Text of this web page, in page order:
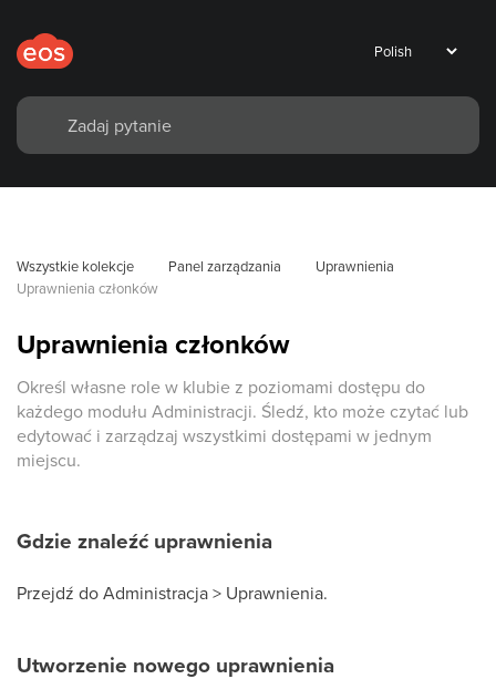
Wszystkie kolekcje Panel zarządzania
Uprawnienia
Uprawnienia członków
Uprawnienia członków
Określ własne role w klubie z poziomami dostępu do
każdego modułu Administracji. Śledź, kto może czytać lub
edytować i zarządzaj wszystkimi dostępami w jednym
miejscu.
Gdzie znaleźć uprawnienia
Przejdź do Administracja > Uprawnienia.
Utworzenie nowego uprawnienia